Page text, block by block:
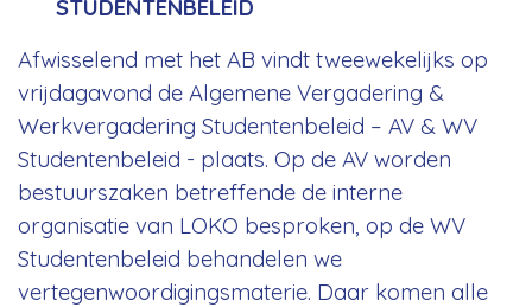
STUDENTENBELEID
Afwisselend met het AB vindt tweewekelijks op
vrijdagavond de Algemene Vergadering &
Werkvergadering Studentenbeleid – AV & WV
Studentenbeleid - plaats. Op de AV worden
bestuurszaken betreffende de interne
organisatie van LOKO besproken, op de WV
Studentenbeleid behandelen we
vertegenwoordigingsmaterie. Daar komen alle